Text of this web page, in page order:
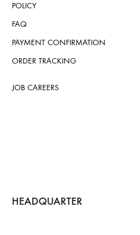
POLICY
FAQ
PAYMENT CONFIRMATION
ORDER TRACKING
JOB CAREERS
HEADQUARTER